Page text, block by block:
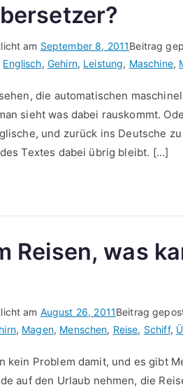
am September 8, 2011Beitrag
Englisch, Gehirn, Leistung, Maschine,
die automatischen
sieht was dabei rauskommt.
und zurück ins Deutsche
Textes dabei übrig bleibt. […]
Reisen, was
am August 26, 2011Beitrag
, Magen, Menschen, Reise, Schiff,
kein Problem damit, und es gibt
auf den Urlaub nehmen, die